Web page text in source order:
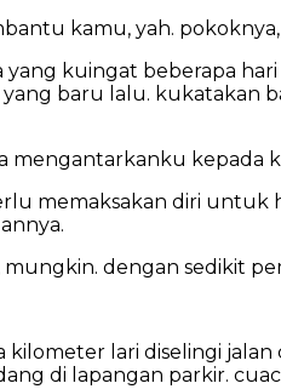
kamu, yah.
yang kuingat beberapa
baru lalu. kukatakan
mengantarkanku kepada
memaksakan diri
dengan sedikit
kilometer lari diselingi
di lapangan parkir.